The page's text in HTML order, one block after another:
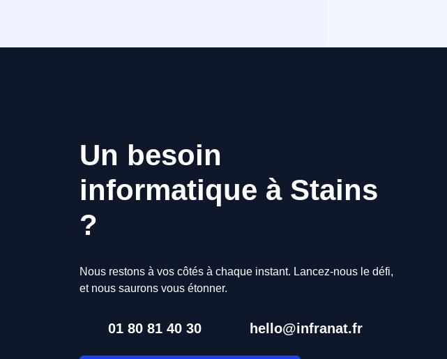
Un besoin
informatique à Stains
?
Nous restons à vos côtés à chaque instant. Lancez-nous le défi,
et nous saurons vous étonner.
01 80 81 40 30 hello@infranat.fr